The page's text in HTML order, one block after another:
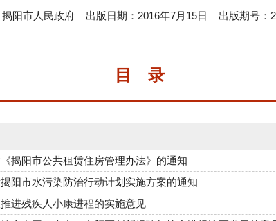
揭阳市人民政府 出版日期：2016年7月15日 出版期号：
目 录
揭阳市公共租赁住房管理办法》的通知
阳市水污染防治行动计划实施方案的通知
进残疾人小康进程的实施意见